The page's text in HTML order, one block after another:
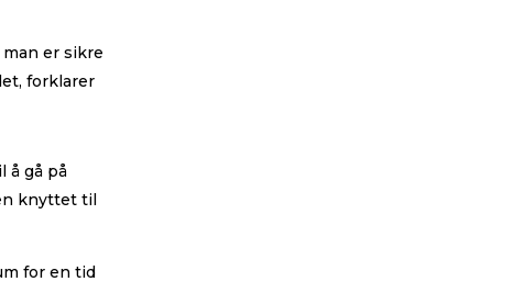
er sikre
forklarer
å gå på
knyttet til
for en tid